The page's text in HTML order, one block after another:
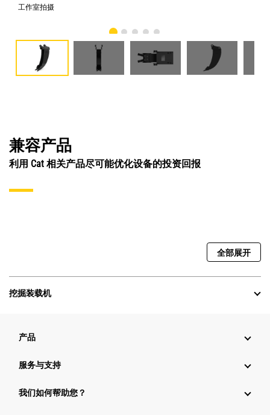
工作室拍摄
兼容产品
利用 Cat 相关产品尽可能优化设备的投资回报
全部展开
挖掘装载机
产品
服务与支持
我们如何帮助您？